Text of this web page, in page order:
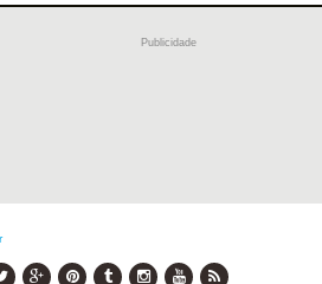
Publicidade